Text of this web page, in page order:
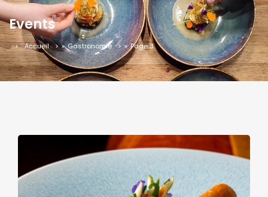
Events
Accueil » Gastronomie » Page 3